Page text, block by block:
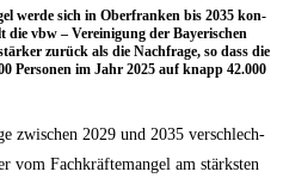
wer­de sich in Ober­fran­ken bis 2035 kon­
vbw – Ver­ei­ni­gung der Baye­ri­schen
zurück als die Nach­fra­ge, so dass die
Per­so­nen im Jahr 2025 auf knapp 42.000
zwi­schen 2029 und 2035 ver­schlech­
vom Fach­kräf­te­man­gel am stärks­ten